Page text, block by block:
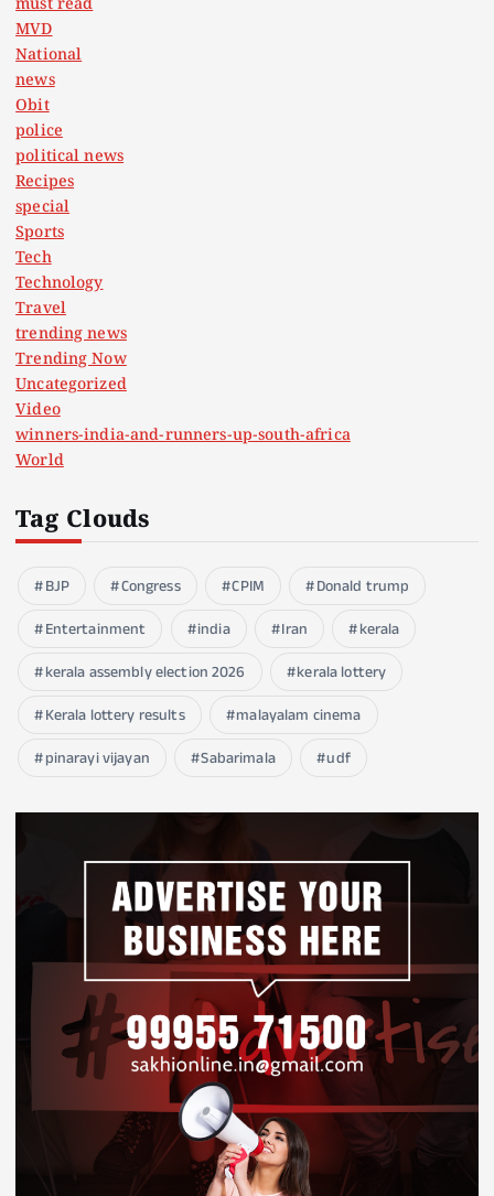
must read
MVD
National
news
Obit
police
political news
Recipes
special
Sports
Tech
Technology
Travel
trending news
Trending Now
Uncategorized
Video
winners-india-and-runners-up-south-africa
World
Tag Clouds
BJP Congress CPIM
Donald trump
Entertainment
india Iran
kerala
kerala assembly election 2026
kerala lottery
Kerala lottery results
malayalam cinema
pinarayi vijayan
Sabarimala udf